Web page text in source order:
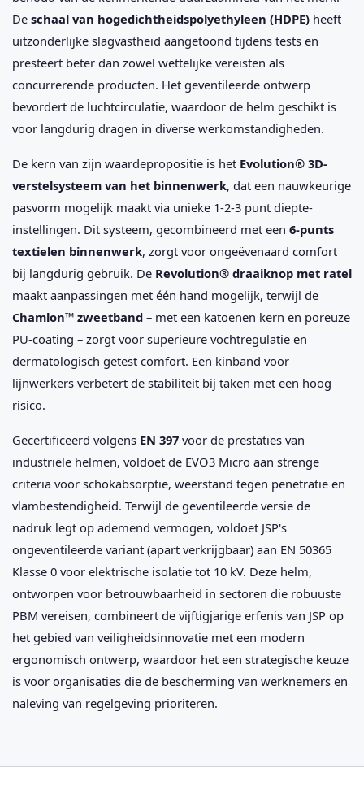
De schaal van hogedichtheidspolyethyleen (HDPE) heeft
uitzonderlijke slagvastheid aangetoond tijdens tests en
presteert beter dan zowel wettelijke vereisten als
concurrerende producten. Het geventileerde ontwerp
bevordert de luchtcirculatie, waardoor de helm geschikt is
voor langdurig dragen in diverse werkomstandigheden.
De kern van zijn waardepropositie is het Evolution® 3D-
verstelsysteem van het binnenwerk, dat een nauwkeurige
pasvorm mogelijk maakt via unieke 1-2-3 punt diepte-
instellingen. Dit systeem, gecombineerd met een 6-punts
textielen binnenwerk, zorgt voor ongeëvenaard comfort
bij langdurig gebruik. De Revolution® draaiknop met ratel
maakt aanpassingen met één hand mogelijk, terwijl de
Chamlon™ zweetband – met een katoenen kern en poreuze
PU-coating – zorgt voor superieure vochtregulatie en
dermatologisch getest comfort. Een kinband voor
lijnwerkers verbetert de stabiliteit bij taken met een hoog
risico.
Gecertificeerd volgens EN 397 voor de prestaties van
industriële helmen, voldoet de EVO3 Micro aan strenge
criteria voor schokabsorptie, weerstand tegen penetratie en
vlambestendigheid. Terwijl de geventileerde versie de
nadruk legt op ademend vermogen, voldoet JSP's
ongeventileerde variant (apart verkrijgbaar) aan EN 50365
Klasse 0 voor elektrische isolatie tot 10 kV. Deze helm,
ontworpen voor betrouwbaarheid in sectoren die robuuste
PBM vereisen, combineert de vijftigjarige erfenis van JSP op
het gebied van veiligheidsinnovatie met een modern
ergonomisch ontwerp, waardoor het een strategische keuze
is voor organisaties die de bescherming van werknemers en
naleving van regelgeving prioriteren.